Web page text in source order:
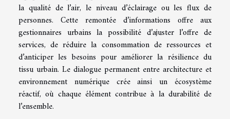
la qualité de l’air, le niveau d’éclairage ou les flux de
personnes. Cette remontée d’informations offre aux
gestionnaires urbains la possibilité d’ajuster l’offre de
services, de réduire la consommation de ressources et
d’anticiper les besoins pour améliorer la résilience du
tissu urbain. Le dialogue permanent entre architecture et
environnement numérique crée ainsi un écosystème
réactif, où chaque élément contribue à la durabilité de
l’ensemble.